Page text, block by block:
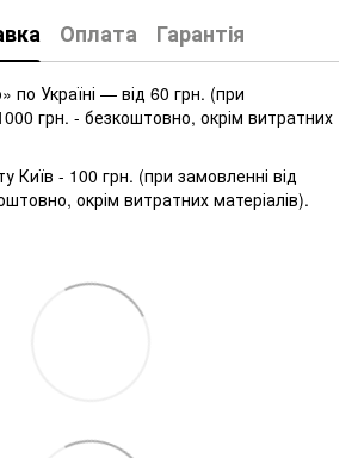
Оплата Гарантія
Україні — від 60 грн. (при
грн. - безкоштовно, окрім витратних
Київ - 100 грн. (при замовленні від
окрім витратних матеріалів).